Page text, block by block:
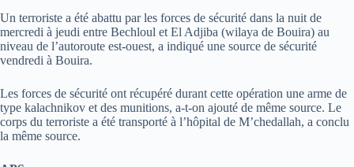
Un terroriste a été abattu par les forces de sécurité dans la nuit de
mercredi à jeudi entre Bechloul et El Adjiba (wilaya de Bouira) au
niveau de l’autoroute est-ouest, a indiqué une source de sécurité
vendredi à Bouira.
Les forces de sécurité ont récupéré durant cette opération une arme de
type kalachnikov et des munitions, a-t-on ajouté de même source. Le
corps du terroriste a été transporté à l’hôpital de M’chedallah, a conclu
la même source.